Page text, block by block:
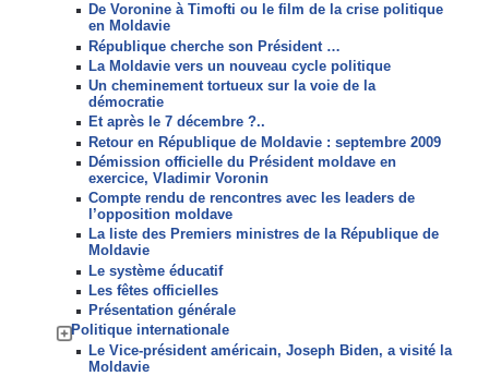
De Voronine à Timofti ou le film de la crise politique
en Moldavie
République cherche son Président …
La Moldavie vers un nouveau cycle politique
Un cheminement tortueux sur la voie de la
démocratie
Et après le 7 décembre ?..
Retour en République de Moldavie : septembre 2009
Démission officielle du Président moldave en
exercice, Vladimir Voronin
Compte rendu de rencontres avec les leaders de
l’opposition moldave
La liste des Premiers ministres de la République de
Moldavie
Le système éducatif
Les fêtes officielles
Présentation générale
Politique internationale
Le Vice-président américain, Joseph Biden, a visité la
Moldavie